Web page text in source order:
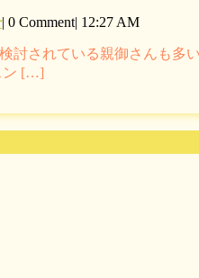
| 0 Comment| 12:27 AM
討されている親御さんも
ン […]